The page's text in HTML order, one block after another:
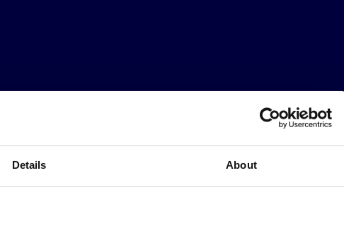
Details About